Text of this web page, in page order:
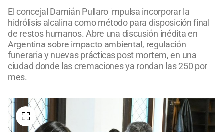
El concejal Damián Pullaro impulsa incorporar la
hidrólisis alcalina como método para disposición final
de restos humanos. Abre una discusión inédita en
Argentina sobre impacto ambiental, regulación
funeraria y nuevas prácticas post mortem, en una
ciudad donde las cremaciones ya rondan las 250 por
mes.